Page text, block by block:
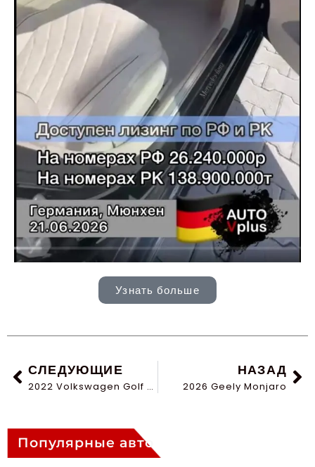
Узнать больше
СЛЕДУЮЩИЕ
2022 Volkswagen Golf R Line
НАЗАД
2026 Geely Monjaro
Популярные авто